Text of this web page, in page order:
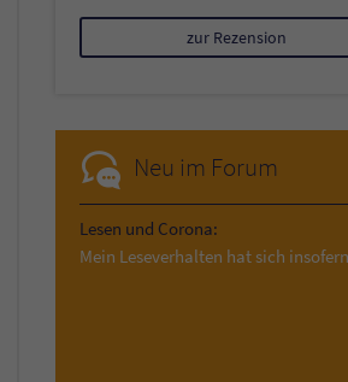
zur Rezension
Neu im Forum
Lesen und Corona: